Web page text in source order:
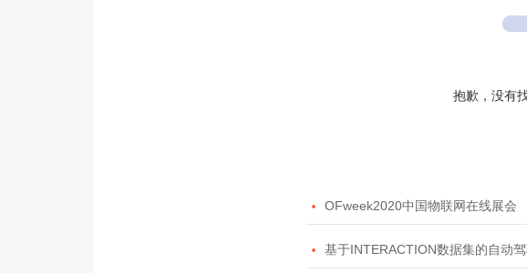
抱歉，没有
 OFweek2020中国物联网在线展会
 基于INTERACTION数据集的自动驾驶预测模